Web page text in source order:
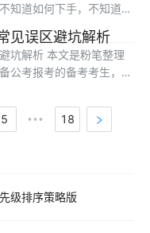
知道如何下手，不知道该
进选岗误区。本文是粉笔
报考公考的考生阅读，内
见误区避坑解析
坑解析 本文是粉笔整理
公考报考的备考考生，针
专业分类混淆、异地岗位
行逐一梳理，帮你避开选
5 ••• 18
级排序策略版